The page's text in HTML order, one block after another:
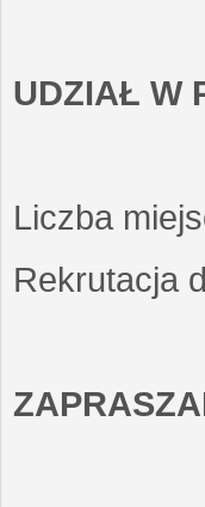
UDZIAŁ W
Liczba
Rekrutacja